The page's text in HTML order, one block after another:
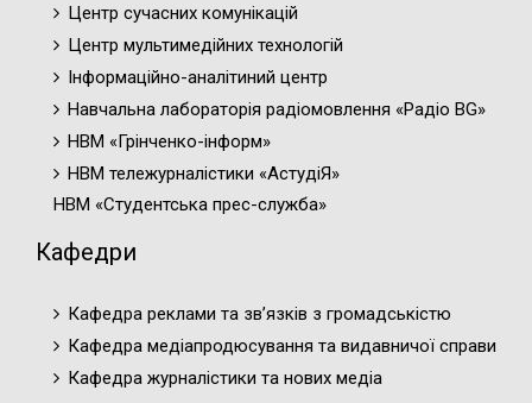
Центр сучасних комунікацій
Центр мультимедійних технологій
Інформаційно-аналітиний центр
Навчальна лабораторія радіомовлення «Радіо BG»
НВМ «Грінченко-інформ»
НВМ тележурналістики «АстудіЯ»
НВМ «Студентська прес-служба»
Кафедри
Кафедра реклами та зв’язків з громадськістю
Кафедра медіапродюсування та видавничої справи
Кафедра журналістики та нових медіа